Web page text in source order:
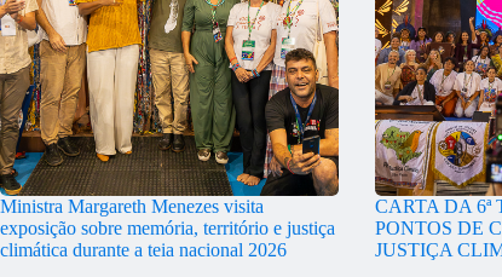
Ministra Margareth Menezes visita
exposição sobre memória, território e justiça
climática durante a teia nacional 2026
CARTA DA
PONTOS DE
JUSTIÇA